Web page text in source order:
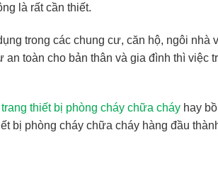
là rất cần thiết.
trong các chung cư, căn hộ, ngôi nhà
toàn cho bản thân và gia đình thì việc
trang thiết bị phòng cháy chữa cháy hay
bị phòng cháy chữa cháy hàng đầu